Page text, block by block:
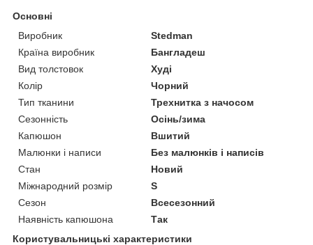
Основні
Виробник
Stedman
Країна виробник
Бангладеш
Вид толстовок
Худі
Колір
Чорний
Тип тканини
Трехнитка з начосом
Сезонність
Осінь/зима
Капюшон
Вшитий
Малюнки і написи
Без малюнків і написів
Стан
Новий
Міжнародний розмір
S
Сезон
Всесезонний
Наявність капюшона
Так
Користувальницькі характеристики